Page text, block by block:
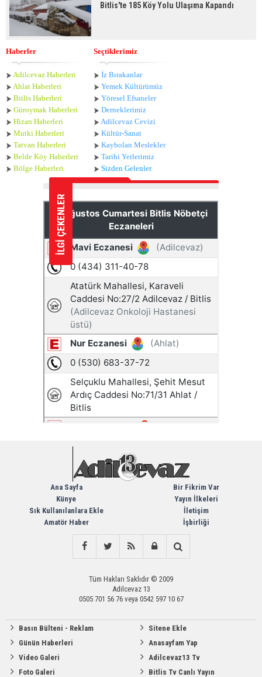
Bitlis'te 185 Köy Yolu Ulaşıma Kapandı
Haberler
Adilcevaz Haberleri
Ahlat Haberleri
Bitlis Haberleri
Güroymak Haberleri
Hizan Haberleri
Mutki Haberleri
Tatvan Haberleri
Belde Köy Haberleri
Bölge Haberleri
Seçtiklerimiz
İz Bırakanlar
Yemek Kültürümüz
Yöresel Efsaneler
Derneklerimiz
Adilcevaz Cevizi
Kültür-Sanat
Kaybolan Meslekler
Tarihi Yerlerimiz
Sizden Gelenler
İLGİ ÇEKENLER
Ana Sayfa
Künye
Sık Kullanılanlara Ekle
Amatör Haber
Bir Fikrim Var
Yayın İlkeleri
İletişim
İşbirliği
Tüm Hakları Saklıdır © 2009
Adilcevaz 13
0505 701 56 76 veya 0542 597 10 67
Basın Bülteni - Reklam
Günün Haberleri
Video Galeri
Foto Galeri
Sitene Ekle
Anasayfam Yap
Adilcevaz13 Tv
Bitlis Tv Canlı Yayın